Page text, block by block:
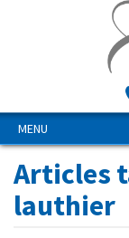
MENU
Articles
lauthier